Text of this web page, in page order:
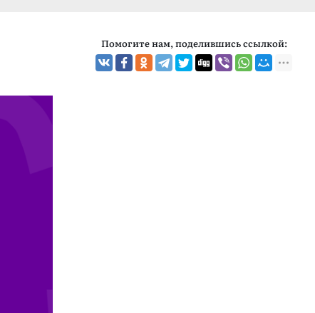
Помогите нам, поделившись ссылкой: